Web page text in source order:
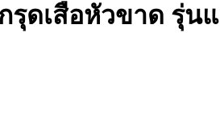
ดเสือหัวขาด รุ่น